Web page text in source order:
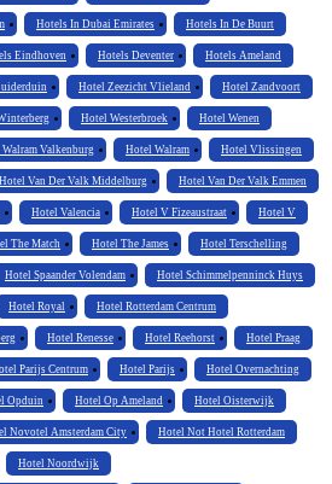
Hotels In Dubai Emirates Hotels In De Buurt
Eindhoven Hotels Deventer Hotels Ameland
Hotel Zeezicht Vlieland Hotel Zandvoort
Hotel Westerbroek Hotel Wenen
Valkenburg Hotel Walram Hotel Vlissingen
Hotel Van Der Valk Middelburg Hotel Van Der Valk Emmen
Hotel Valencia Hotel V Fizeaustraat Hotel V
The Match Hotel The James Hotel Terschelling
Hotel Spaander Volendam Hotel Schimmelpenninck Huys
Hotel Royal Hotel Rotterdam Centrum
Hotel Renesse Hotel Reehorst Hotel Praag
Parijs Centrum Hotel Parijs Hotel Overnachting
Opduin Hotel Op Ameland Hotel Oisterwijk
Novotel Amsterdam City Hotel Not Hotel Rotterdam
Hotel Noordwijk